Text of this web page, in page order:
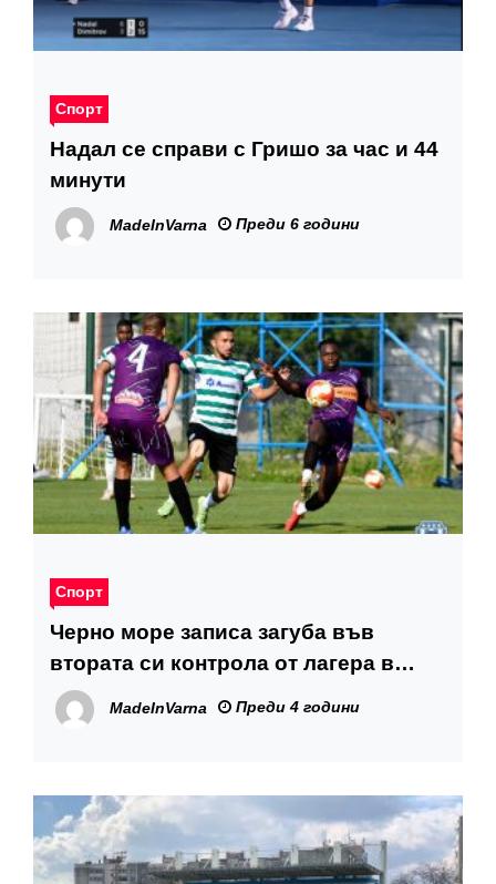
Спорт
Надал се справи с Гришо за час и 44
минути
MadeInVarna Преди 6 години
Спорт
Черно море записа загуба във
втората си контрола от лагера в
Банско
MadeInVarna Преди 4 години